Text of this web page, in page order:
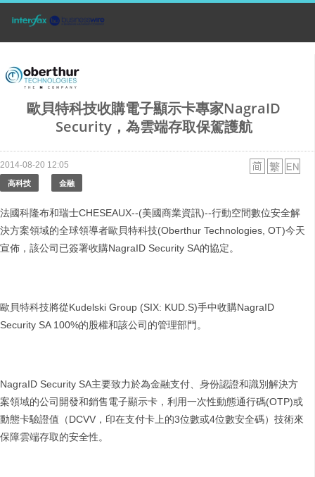
歐貝特科技收購電子顯示卡專家NagraID
Security，為雲端存取保駕護航
2014-08-20 12:05
高科技 金融
法國科隆布和瑞士CHESEAUX--(美國商業資訊)--行動空間數位安全解
決方案領域的全球領導者歐貝特科技(Oberthur Technologies, OT)今天
宣佈，該公司已簽署收購NagraID Security SA的協定。
歐貝特科技將從Kudelski Group (SIX: KUD.S)手中收購NagraID
Security SA 100%的股權和該公司的管理部門。
NagraID Security SA主要致力於為金融支付、身份認證和識別解決方
案領域的公司開發和銷售電子顯示卡，利用一次性動態通行碼(OTP)或
動態卡驗證值（DCVV，印在支付卡上的3位數或4位數安全碼）技術來
保障雲端存取的安全性。